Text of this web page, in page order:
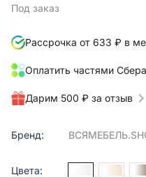
Под заказ
Рассрочка от 633 ₽ в
Оплатить частями Сбера
Дарим 500 ₽ за отзыв
Бренд:
Цвета: